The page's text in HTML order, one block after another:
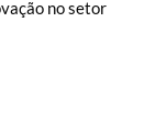
no setor